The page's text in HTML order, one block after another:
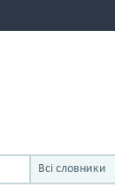
Всі словники